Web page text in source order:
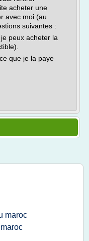
acheter une
avec moi (au
suivantes :
peux acheter la
que je la paye
maroc